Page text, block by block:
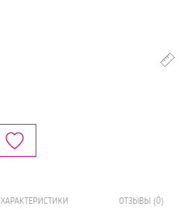
ХАРАКТЕРИСТИКИ ОТЗЫВЫ (0)